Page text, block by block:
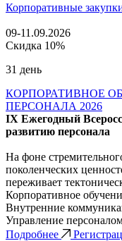
Корпоративные
09-11.09.2026
Скидка 10%
31 день
КОРПОРАТИВНОЕ
ПЕРСОНАЛА 2026
IX Ежегодный
развитию персонала
На фоне
поколенческих
переживает
Корпоративное
Внутренние
Управление
Подробнее